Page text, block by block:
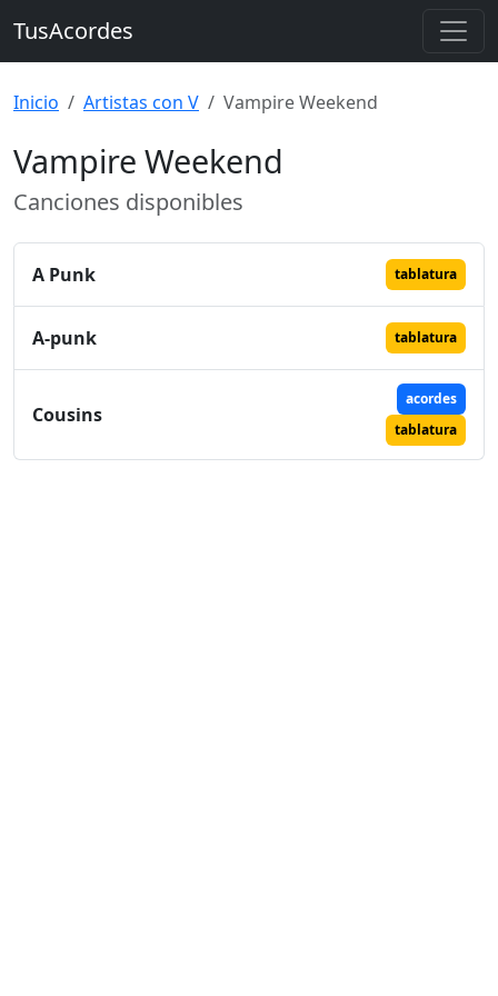
TusAcordes
Inicio Artistas con V Vampire Weekend
Vampire Weekend
Canciones disponibles
A Punk tablatura
A-punk tablatura
Cousins
acordes
tablatura